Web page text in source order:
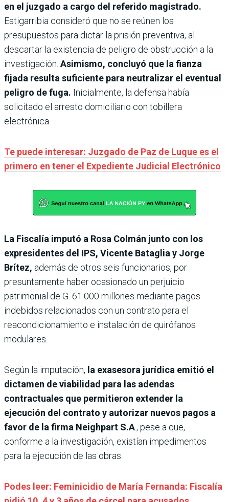
en el juzgado a cargo del referido magistrado.
Estigarribia consideró que no se reúnen los
presupuestos para dictar la prisión preventiva, al
descartar la existencia de peligro de obstrucción a la
investigación. Asimismo, concluyó que la fianza
fijada resulta suficiente para neutralizar el eventual
peligro de fuga. Inicialmente, la defensa había
solicitado el arresto domiciliario con tobillera
electrónica.
Te puede interesar: Juzgado de Paz de Luque es el
primero en tener el Expediente Judicial Electrónico
La Fiscalía imputó a Rosa Colmán junto con los
expresidentes del IPS, Vicente Bataglia y Jorge
Brítez, además de otros seis funcionarios, por
presuntamente haber ocasionado un perjuicio
patrimonial de G. 61.000 millones mediante pagos
indebidos relacionados con un contrato para el
reacondicionamiento e instalación de quirófanos
modulares.
Según la imputación, la exasesora jurídica emitió el
dictamen de viabilidad para las adendas
contractuales que permitieron extender la
ejecución del contrato y autorizar nuevos pagos a
favor de la firma Neighpart S.A., pese a que,
conforme a la investigación, existían impedimentos
para la ejecución de las obras.
Podes leer: Feminicidio de María Fernanda: Fiscalía